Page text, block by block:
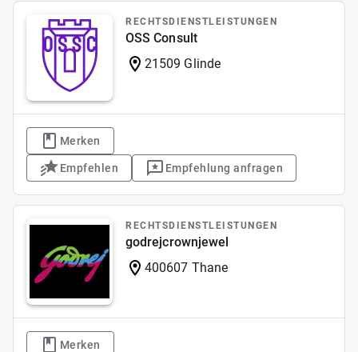
RECHTSDIENSTLEISTUNGEN
OSS Consult
21509 Glinde
Merken
Empfehlen Empfehlung anfragen
RECHTSDIENSTLEISTUNGEN
godrejcrownjewel
400607 Thane
Merken